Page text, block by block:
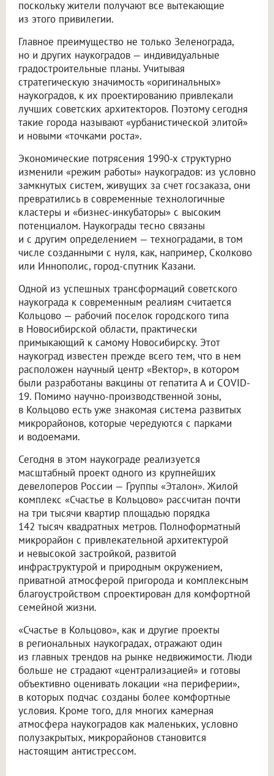
поскольку жители получают все вытекающие
из этого привилегии.
Главное преимущество не только Зеленограда,
но и других наукоградов — индивидуальные
градостроительные планы. Учитывая
стратегическую значимость «оригинальных»
наукоградов, к их проектированию привлекали
лучших советских архитекторов. Поэтому сегодня
такие города называют «урбанистической элитой»
и новыми «точками роста».
Экономические потрясения 1990-х структурно
изменили «режим работы» наукоградов: из условно
замкнутых систем, живущих за счет госзаказа, они
превратились в современные технологичные
кластеры и «бизнес-инкубаторы» с высоким
потенциалом. Наукограды тесно связаны
и с другим определением — техноградами, в том
числе созданными с нуля, как, например, Сколково
или Иннополис, город-спутник Казани.
Одной из успешных трансформаций советского
наукограда к современным реалиям считается
Кольцово — рабочий поселок городского типа
в Новосибирской области, практически
примыкающий к самому Новосибирску. Этот
наукоград известен прежде всего тем, что в нем
расположен научный центр «Вектор», в котором
были разработаны вакцины от гепатита А и COVID-
19. Помимо научно-производственной зоны,
в Кольцово есть уже знакомая система развитых
микрорайонов, которые чередуются с парками
и водоемами.
Сегодня в этом наукограде реализуется
масштабный проект одного из крупнейших
девелоперов России — Группы «Эталон». Жилой
комплекс «Счастье в Кольцово» рассчитан почти
на три тысячи квартир площадью порядка
142 тысяч квадратных метров. Полноформатный
микрорайон с привлекательной архитектурой
и невысокой застройкой, развитой
инфраструктурой и природным окружением,
приватной атмосферой пригорода и комплексным
благоустройством спроектирован для комфортной
семейной жизни.
«Счастье в Кольцово», как и другие проекты
в региональных наукоградах, отражают один
из главных трендов на рынке недвижимости. Люди
больше не страдают «централизацией» и готовы
объективно оценивать локации «на периферии»,
в которых подчас созданы более комфортные
условия. Кроме того, для многих камерная
атмосфера наукоградов как маленьких, условно
полузакрытых, микрорайонов становится
настоящим антистрессом.